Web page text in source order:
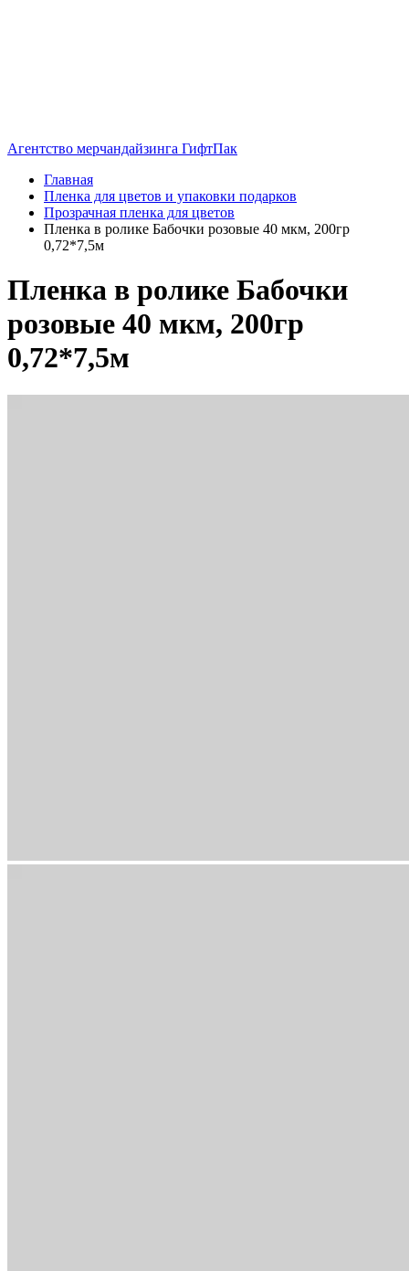
Агентство мерчандайзинга ГифтПак
Главная
Пленка для цветов и упаковки подарков
Прозрачная пленка для цветов
Пленка в ролике Бабочки розовые 40 мкм, 200гр
0,72*7,5м
Пленка в ролике Бабочки
розовые 40 мкм, 200гр
0,72*7,5м